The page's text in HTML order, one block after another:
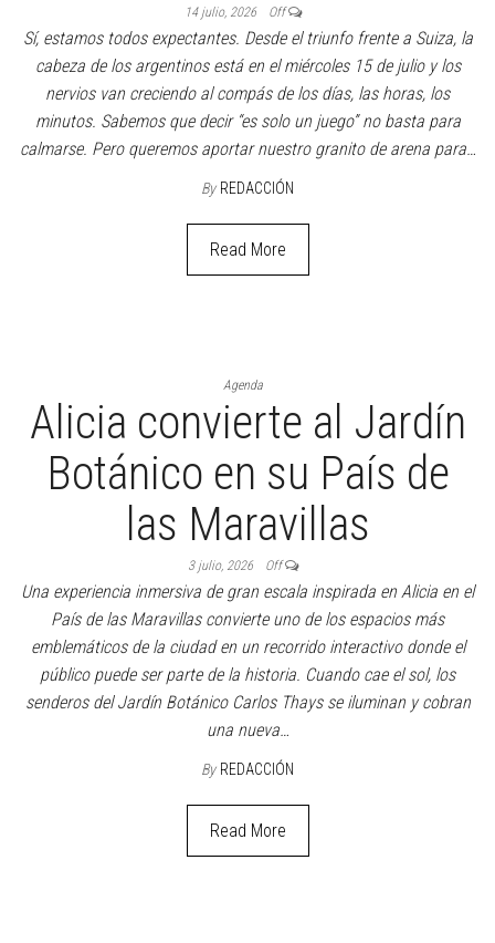
14 julio, 2026 Off
Sí, estamos todos expectantes. Desde el triunfo frente a Suiza, la
cabeza de los argentinos está en el miércoles 15 de julio y los
nervios van creciendo al compás de los días, las horas, los
minutos. Sabemos que decir “es solo un juego” no basta para
calmarse. Pero queremos aportar nuestro granito de arena para…
By REDACCIÓN
Read More
Agenda
Alicia convierte al Jardín
Botánico en su País de
las Maravillas
3 julio, 2026 Off
Una experiencia inmersiva de gran escala inspirada en Alicia en el
País de las Maravillas convierte uno de los espacios más
emblemáticos de la ciudad en un recorrido interactivo donde el
público puede ser parte de la historia. Cuando cae el sol, los
senderos del Jardín Botánico Carlos Thays se iluminan y cobran
una nueva…
By REDACCIÓN
Read More